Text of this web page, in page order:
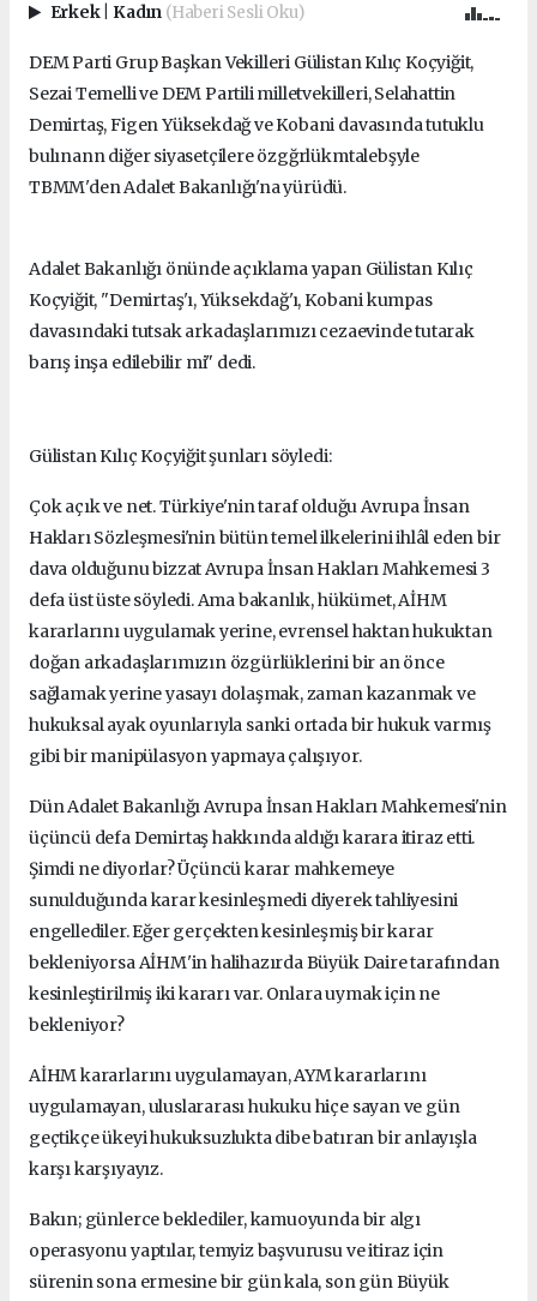
Erkek Kadın (Haberi Sesli Oku)
DEM Parti Grup Başkan Vekilleri Gülistan Kılıç Koçyiğit,
Sezai Temelli ve DEM Partili milletvekilleri, Selahattin
Demirtaş, Figen Yüksekdağ ve Kobani davasında tutuklu
bulınann diğer siyasetçilere özgğrlükmtalebşyle
TBMM'den Adalet Bakanlığı'na yürüdü.
Adalet Bakanlığı önünde açıklama yapan Gülistan Kılıç
Koçyiğit, "Demirtaş'ı, Yüksekdağ'ı, Kobani kumpas
davasındaki tutsak arkadaşlarımızı cezaevinde tutarak
barış inşa edilebilir mi" dedi.
Gülistan Kılıç Koçyiğit şunları söyledi:
Çok açık ve net. Türkiye'nin taraf olduğu Avrupa İnsan
Hakları Sözleşmesi'nin bütün temel ilkelerini ihlâl eden bir
dava olduğunu bizzat Avrupa İnsan Hakları Mahkemesi 3
defa üst üste söyledi. Ama bakanlık, hükümet, AİHM
kararlarını uygulamak yerine, evrensel haktan hukuktan
doğan arkadaşlarımızın özgürlüklerini bir an önce
sağlamak yerine yasayı dolaşmak, zaman kazanmak ve
hukuksal ayak oyunlarıyla sanki ortada bir hukuk varmış
gibi bir manipülasyon yapmaya çalışıyor.
Dün Adalet Bakanlığı Avrupa İnsan Hakları Mahkemesi'nin
üçüncü defa Demirtaş hakkında aldığı karara itiraz etti.
Şimdi ne diyorlar? Üçüncü karar mahkemeye
sunulduğunda karar kesinleşmedi diyerek tahliyesini
engellediler. Eğer gerçekten kesinleşmiş bir karar
bekleniyorsa AİHM'in halihazırda Büyük Daire tarafından
kesinleştirilmiş iki kararı var. Onlara uymak için ne
bekleniyor?
AİHM kararlarını uygulamayan, AYM kararlarını
uygulamayan, uluslararası hukuku hiçe sayan ve gün
geçtikçe ükeyi hukuksuzlukta dibe batıran bir anlayışla
karşı karşıyayız.
Bakın; günlerce beklediler, kamuoyunda bir algı
operasyonu yaptılar, temyiz başvurusu ve itiraz için
sürenin sona ermesine bir gün kala, son gün Büyük